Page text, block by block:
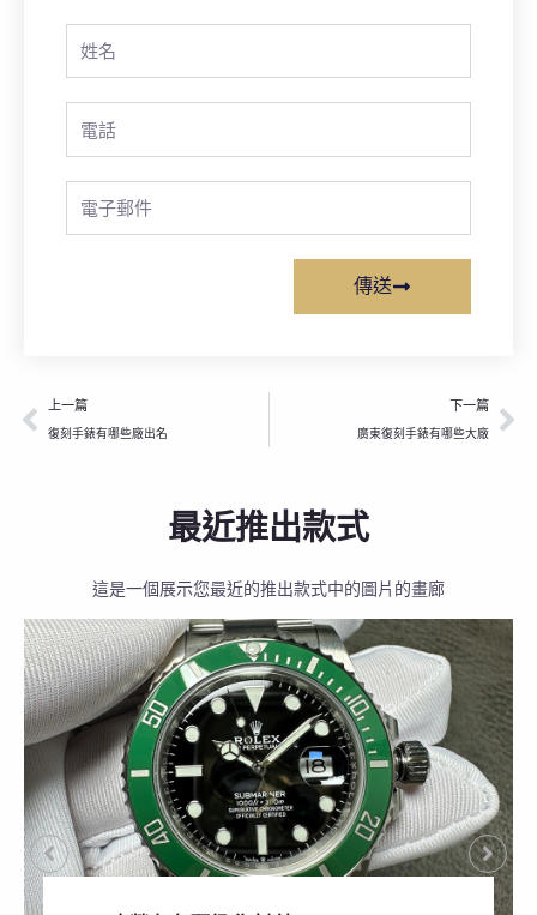
Name
傳送
上一頁
上一篇
復刻手錶有哪些廠出名
下一篇
廣東復刻手錶有哪些大廠
下
最近推出款式
這是一個展示您最近的推出款式中的圖片的畫廊